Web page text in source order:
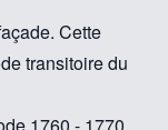
Cette
transitoire du
1760 - 1770